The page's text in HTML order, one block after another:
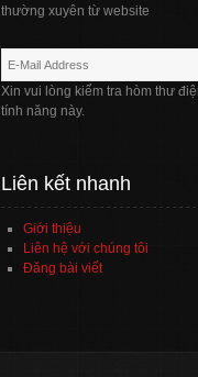
thường xuyên từ website
Xin vui lòng kiểm tra hòm thư
tính năng này.
Liên kết nhanh
Giới thiệu
Liên hệ với chúng tôi
Đăng bài viết